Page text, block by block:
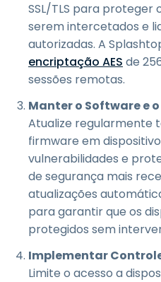
SSL/TLS para proteger
serem intercetados e
autorizadas. A
encriptação AES de
sessões remotas.
Manter o Software e
Atualize regularmente
firmware em
vulnerabilidades e
de segurança mais
atualizações
para garantir que os
protegidos sem
Implementar
Limite o acesso a